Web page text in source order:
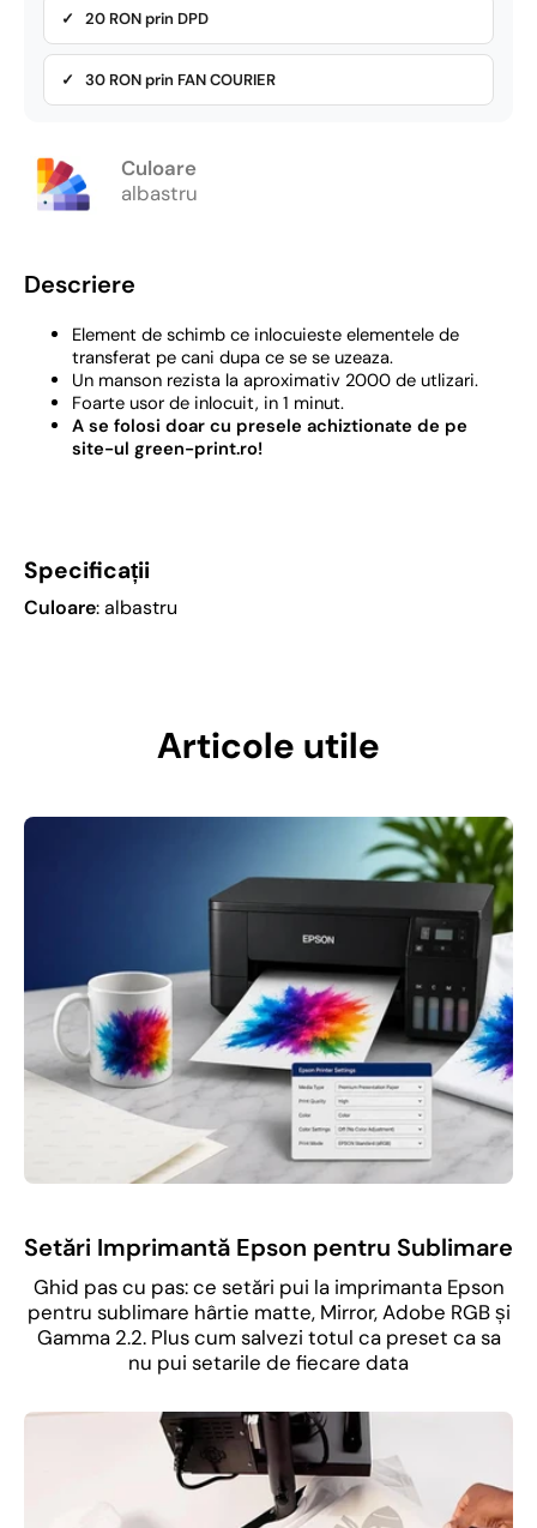
✓ 20 RON prin DPD
✓ 30 RON prin FAN COURIER
Culoare
albastru
Descriere
Element de schimb ce inlocuieste elementele de
transferat pe cani dupa ce se se uzeaza.
Un manson rezista la aproximativ 2000 de utlizari.
Foarte usor de inlocuit, in 1 minut.
A se folosi doar cu presele achiztionate de pe
site-ul green-print.ro!
Specificații
Culoare: albastru
Articole utile
Setări Imprimantă Epson pentru Sublimare
Ghid pas cu pas: ce setări pui la imprimanta Epson
pentru sublimare hârtie matte, Mirror, Adobe RGB și
Gamma 2.2. Plus cum salvezi totul ca preset ca sa
nu pui setarile de fiecare data